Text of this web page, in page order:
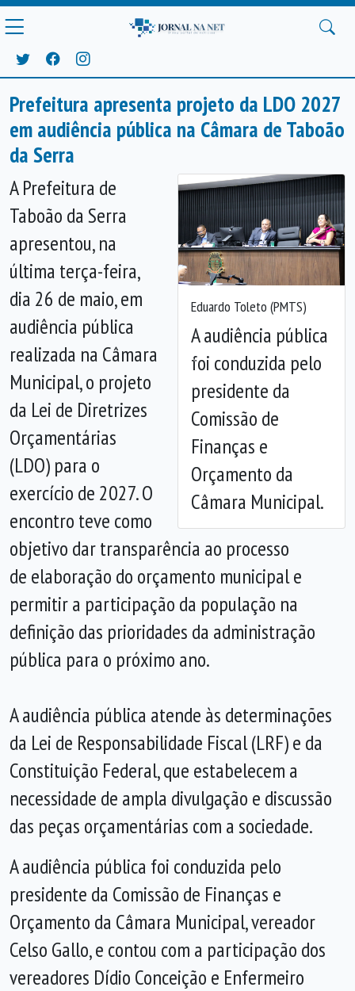
Prefeitura apresenta projeto da LDO 2027
em audiência pública na Câmara de Taboão
da Serra
Eduardo Toleto (PMTS)
A audiência pública
foi conduzida pelo
presidente da
Comissão de
Finanças e
Orçamento da
Câmara Municipal.
Anterior
A Prefeitura de
Taboão da Serra
apresentou, na
última terça-feira,
dia 26 de maio, em
audiência pública
realizada na Câmara
Municipal, o projeto
da Lei de Diretrizes
Orçamentárias
(LDO) para o
exercício de 2027. O
encontro teve como
objetivo dar transparência ao processo
de elaboração do orçamento municipal e
permitir a participação da população na
definição das prioridades da administração
pública para o próximo ano.
A audiência pública atende às determinações
da Lei de Responsabilidade Fiscal (LRF) e da
Constituição Federal, que estabelecem a
necessidade de ampla divulgação e discussão
das peças orçamentárias com a sociedade.
A audiência pública foi conduzida pelo
presidente da Comissão de Finanças e
Orçamento da Câmara Municipal, vereador
Celso Gallo, e contou com a participação dos
vereadores Dídio Conceição e Enfermeiro